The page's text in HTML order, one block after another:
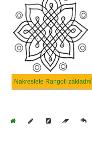
Nakreslete Rangoli základní